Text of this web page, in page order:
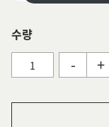
수량
- +